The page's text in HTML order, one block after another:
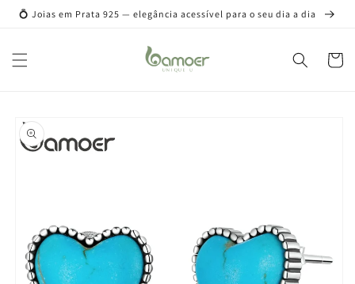
para o
💍 Joias em Prata 925 — elegância acessível para o seu dia a dia
as
informações
do produto